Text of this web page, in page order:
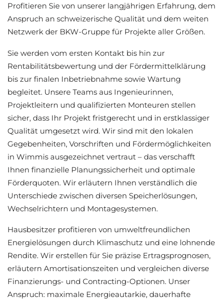
Profitieren Sie von unserer langjährigen Erfahrung, dem
Anspruch an schweizerische Qualität und dem weiten
Netzwerk der BKW-Gruppe für Projekte aller Größen.
Sie werden vom ersten Kontakt bis hin zur
Rentabilitätsbewertung und der Fördermittelklärung
bis zur finalen Inbetriebnahme sowie Wartung
begleitet. Unsere Teams aus Ingenieurinnen,
Projektleitern und qualifizierten Monteuren stellen
sicher, dass Ihr Projekt fristgerecht und in erstklassiger
Qualität umgesetzt wird. Wir sind mit den lokalen
Gegebenheiten, Vorschriften und Fördermöglichkeiten
in Wimmis ausgezeichnet vertraut – das verschafft
Ihnen finanzielle Planungssicherheit und optimale
Förderquoten. Wir erläutern Ihnen verständlich die
Unterschiede zwischen diversen Speicherlösungen,
Wechselrichtern und Montagesystemen.
Hausbesitzer profitieren von umweltfreundlichen
Energielösungen durch Klimaschutz und eine lohnende
Rendite. Wir erstellen für Sie präzise Ertragsprognosen,
erläutern Amortisationszeiten und vergleichen diverse
Finanzierungs- und Contracting-Optionen. Unser
Anspruch: maximale Energieautarkie, dauerhafte